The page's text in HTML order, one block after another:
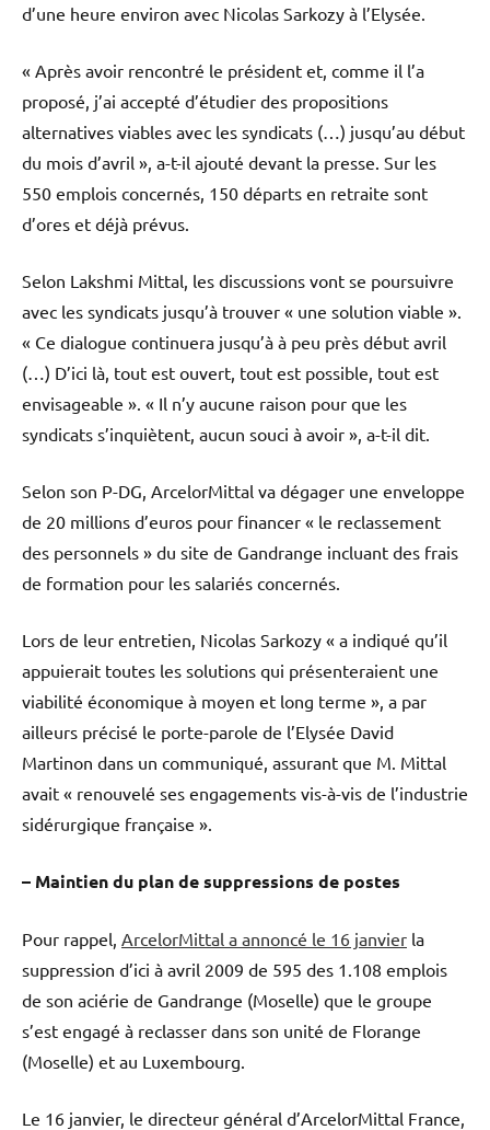
d’une heure environ avec Nicolas Sarkozy à l’Elysée.
« Après avoir rencontré le président et, comme il l’a
proposé, j’ai accepté d’étudier des propositions
alternatives viables avec les syndicats (…) jusqu’au début
du mois d’avril », a-t-il ajouté devant la presse. Sur les
550 emplois concernés, 150 départs en retraite sont
d’ores et déjà prévus.
Selon Lakshmi Mittal, les discussions vont se poursuivre
avec les syndicats jusqu’à trouver « une solution viable ».
« Ce dialogue continuera jusqu’à à peu près début avril
(…) D’ici là, tout est ouvert, tout est possible, tout est
envisageable ». « Il n’y aucune raison pour que les
syndicats s’inquiètent, aucun souci à avoir », a-t-il dit.
Selon son P-DG, ArcelorMittal va dégager une enveloppe
de 20 millions d’euros pour financer « le reclassement
des personnels » du site de Gandrange incluant des frais
de formation pour les salariés concernés.
Lors de leur entretien, Nicolas Sarkozy « a indiqué qu’il
appuierait toutes les solutions qui présenteraient une
viabilité économique à moyen et long terme », a par
ailleurs précisé le porte-parole de l’Elysée David
Martinon dans un communiqué, assurant que M. Mittal
avait « renouvelé ses engagements vis-à-vis de l’industrie
sidérurgique française ».
– Maintien du plan de suppressions de postes
Pour rappel, ArcelorMittal a annoncé le 16 janvier la
suppression d’ici à avril 2009 de 595 des 1.108 emplois
de son aciérie de Gandrange (Moselle) que le groupe
s’est engagé à reclasser dans son unité de Florange
(Moselle) et au Luxembourg.
Le 16 janvier, le directeur général d’ArcelorMittal France,